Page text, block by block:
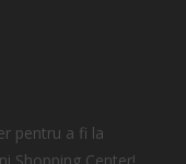
pentru a fi la